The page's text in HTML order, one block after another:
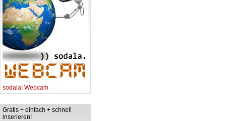
sodala! Webcam
Gratis + einfach + schnell
inserieren!